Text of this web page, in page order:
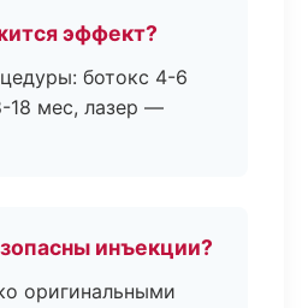
эффект?
ботокс 4-6
18 мес, лазер —
инъекции?
оригинальными